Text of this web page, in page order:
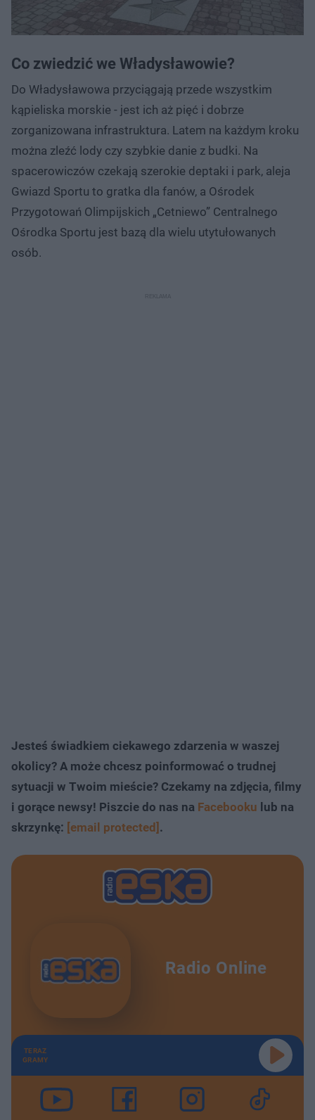
Co zwiedzić we Władysławowie?
Do Władysławowa przyciągają przede wszystkim
kąpieliska morskie - jest ich aż pięć i dobrze
zorganizowana infrastruktura. Latem na każdym kroku
można zleźć lody czy szybkie danie z budki. Na
spacerowiczów czekają szerokie deptaki i park, aleja
Gwiazd Sportu to gratka dla fanów, a Ośrodek
Przygotowań Olimpijskich „Cetniewo” Centralnego
Ośrodka Sportu jest bazą dla wielu utytułowanych
osób.
Jesteś świadkiem ciekawego zdarzenia w waszej
okolicy? A może chcesz poinformować o trudnej
sytuacji w Twoim mieście? Czekamy na zdjęcia, filmy
i gorące newsy! Piszcie do nas na Facebooku lub na
skrzynkę: [email protected] .
Radio Online
TERAZ
GRAMY